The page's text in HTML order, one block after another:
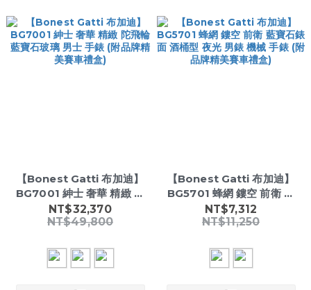
【Bonest Gatti 布加迪】
BG7001 紳士 奢華 精緻 陀
飛輪 藍寶石玻璃 男士 手錶
(附品牌精美賽車禮盒)
NT$32,370
NT$49,800
【Bonest Gatti 布加迪】
BG5701 蜂網 鏤空 前衛 藍
寶石錶面 酒桶型 夜光 男錶
機械 手錶 (附品牌精美賽車
NT$7,312
NT$11,250